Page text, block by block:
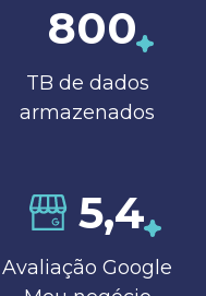
800
TB de dados
armazenados
5,4
Avaliação Google